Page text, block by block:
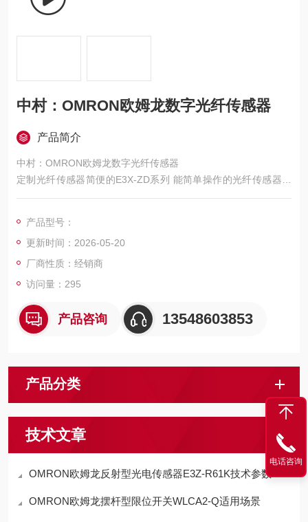
中村：OMRON欧姆龙数字光纤传感器
产品简介
中村：OMRON欧姆龙数字光纤传感器
定制光纤传感器简便的E3X-ZD系列 能简单操作的光纤传感器独
立示教按钮：只需2次按键，示教和感度调整同时完整固定光纤头
完成门槛值设定。同时完成最大感度调整，解决光量过大或过小
的问题，节省调整时间。
产品型号：
更新时间：2026-05-20
厂商性质：经销商
访问量：295
产品咨询 13548603853
产品分类
技术文章
OMRON欧姆龙反射型光电传感器E3Z-R61K技术参数
OMRON欧姆龙摆杆型限位开关WLCA2-Q适用场景
电话咨询